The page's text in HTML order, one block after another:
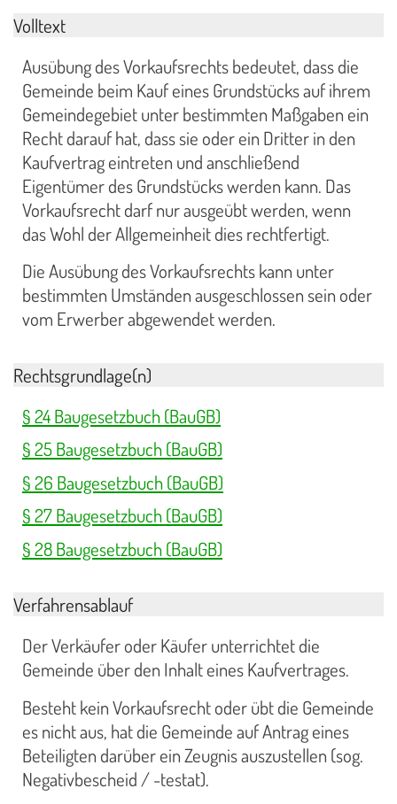
Volltext
Ausübung des Vorkaufsrechts bedeutet, dass die
Gemeinde beim Kauf eines Grundstücks auf ihrem
Gemeindegebiet unter bestimmten Maßgaben ein
Recht darauf hat, dass sie oder ein Dritter in den
Kaufvertrag eintreten und anschließend
Eigentümer des Grundstücks werden kann. Das
Vorkaufsrecht darf nur ausgeübt werden, wenn
das Wohl der Allgemeinheit dies rechtfertigt.
Die Ausübung des Vorkaufsrechts kann unter
bestimmten Umständen ausgeschlossen sein oder
vom Erwerber abgewendet werden.
Rechtsgrundlage(n)
§ 24 Baugesetzbuch (BauGB)
§ 25 Baugesetzbuch (BauGB)
§ 26 Baugesetzbuch (BauGB)
§ 27 Baugesetzbuch (BauGB)
§ 28 Baugesetzbuch (BauGB)
Verfahrensablauf
Der Verkäufer oder Käufer unterrichtet die
Gemeinde über den Inhalt eines Kaufvertrages.
Besteht kein Vorkaufsrecht oder übt die Gemeinde
es nicht aus, hat die Gemeinde auf Antrag eines
Beteiligten darüber ein Zeugnis auszustellen (sog.
Negativbescheid / -testat).